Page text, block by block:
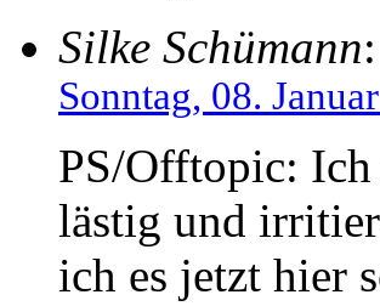
Silke Schümann:
Sonntag, 08.
PS/Offtopic:
lästig und
ich es jetzt hier